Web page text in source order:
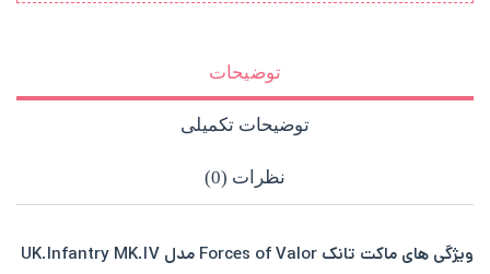
توضیحات
توضیحات تکمیلی
نظرات (0)
ویژگی های ماکت تانک Forces of Valor مدل UK.Infantry MK.IV